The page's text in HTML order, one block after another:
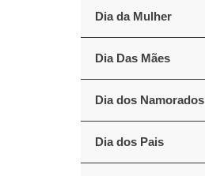
Dia da Mulher
Dia Das Mães
Dia dos Namorados
Dia dos Pais